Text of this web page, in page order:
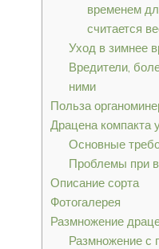
временем
считается
Уход в зимнее
Вредители,
ними
Польза
Драцена компакта
Основные
Проблемы при
Описание сорта
Фотогалерея
Размножение
Размножение